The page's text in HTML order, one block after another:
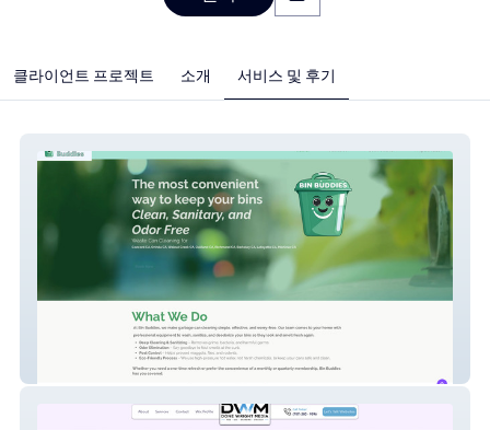
클라이언트 프로젝트 소개 서비스 및 후기